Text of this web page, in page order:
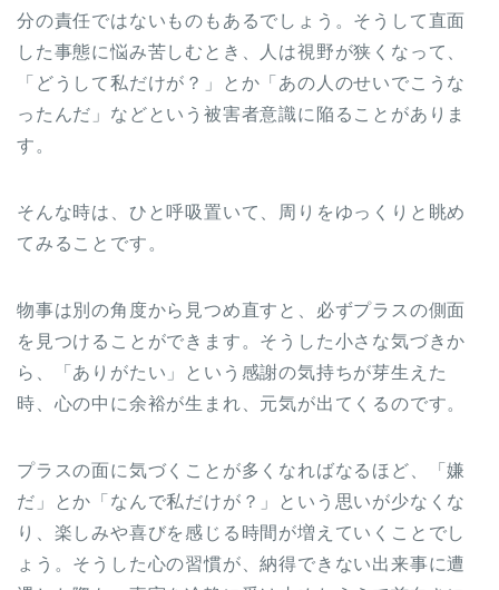
分の責任ではないものもあるでしょう。そうして直面
した事態に悩み苦しむとき、人は視野が狭くなって、
「どうして私だけが？」とか「あの人のせいでこうな
ったんだ」などという被害者意識に陥ることがありま
す。
そんな時は、ひと呼吸置いて、周りをゆっくりと眺め
てみることです。
物事は別の角度から見つめ直すと、必ずプラスの側面
を見つけることができます。そうした小さな気づきか
ら、「ありがたい」という感謝の気持ちが芽生えた
時、心の中に余裕が生まれ、元気が出てくるのです。
プラスの面に気づくことが多くなればなるほど、「嫌
だ」とか「なんで私だけが？」という思いが少なくな
り、楽しみや喜びを感じる時間が増えていくことでし
ょう。そうした心の習慣が、納得できない出来事に遭